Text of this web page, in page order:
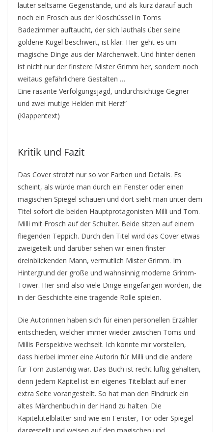
lauter seltsame Gegenstände, und als kurz darauf auch
noch ein Frosch aus der Kloschüssel in Toms
Badezimmer auftaucht, der sich lauthals über seine
goldene Kugel beschwert, ist klar: Hier geht es um
magische Dinge aus der Märchenwelt. Und hinter denen
ist nicht nur der finstere Mister Grimm her, sondern noch
weitaus gefährlichere Gestalten …
Eine rasante Verfolgungsjagd, undurchsichtige Gegner
und zwei mutige Helden mit Herz!“
(Klappentext)
Kritik und Fazit
Das Cover strotzt nur so vor Farben und Details. Es
scheint, als würde man durch ein Fenster oder einen
magischen Spiegel schauen und dort sieht man unter dem
Titel sofort die beiden Hauptprotagonisten Milli und Tom.
Milli mit Frosch auf der Schulter. Beide sitzen auf einem
fliegenden Teppich. Durch den Titel wird das Cover etwas
zweigeteilt und darüber sehen wir einen finster
dreinblickenden Mann, vermutlich Mister Grimm. Im
Hintergrund der große und wahnsinnig moderne Grimm-
Tower. Hier sind also viele Dinge eingefangen worden, die
in der Geschichte eine tragende Rolle spielen.
Die Autorinnen haben sich für einen personellen Erzähler
entschieden, welcher immer wieder zwischen Toms und
Millis Perspektive wechselt. Ich könnte mir vorstellen,
dass hierbei immer eine Autorin für Milli und die andere
für Tom zuständig war. Das Buch ist recht luftig gehalten,
denn jedem Kapitel ist ein eigenes Titelblatt auf einer
extra Seite vorangestellt. So hat man den Eindruck ein
altes Märchenbuch in der Hand zu halten. Die
Kapiteltitelblätter sind wie ein Fenster, Tor oder Spiegel